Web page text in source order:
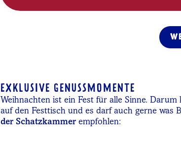
EXKLUSIVE GENUSSMOMENTE
Weihnachten ist ein Fest für alle Sinne.
auf den Festtisch und es darf auch gerne was
der Schatzkammer empfohlen: